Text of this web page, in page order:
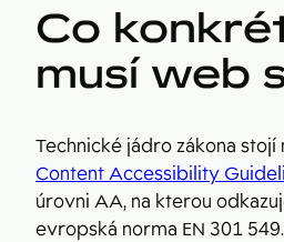
Co
musí web
Technické jádro zákona stojí
Content Accessibility
úrovni AA, na kterou
evropská norma EN 301